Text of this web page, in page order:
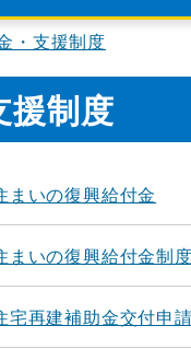
・支援制度
援制度
まいの復興給付金
まいの復興給付金制
宅再建補助金交付申